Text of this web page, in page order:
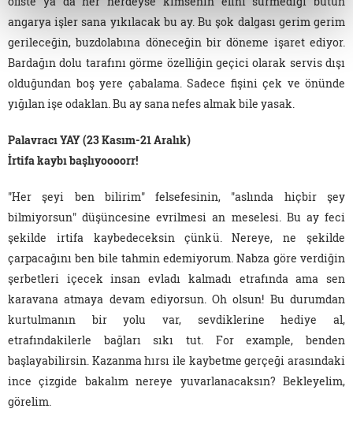
angarya işler sana yıkılacak bu ay. Bu şok dalgası gerim gerim
gerileceğin, buzdolabına döneceğin bir döneme işaret ediyor.
Bardağın dolu tarafını görme özelliğin geçici olarak servis dışı
olduğundan boş yere çabalama. Sadece fişini çek ve önünde
yığılan işe odaklan. Bu ay sana nefes almak bile yasak.
Palavracı YAY (23 Kasım-21 Aralık)
İrtifa kaybı başlıyoooorr!
"Her şeyi ben bilirim" felsefesinin, "aslında hiçbir şey
bilmiyorsun" düşüncesine evrilmesi an meselesi. Bu ay feci
şekilde irtifa kaybedeceksin çünkü. Nereye, ne şekilde
çarpacağını ben bile tahmin edemiyorum. Nabza göre verdiğin
şerbetleri içecek insan evladı kalmadı etrafında ama sen
karavana atmaya devam ediyorsun. Oh olsun! Bu durumdan
kurtulmanın bir yolu var, sevdiklerine hediye al,
etrafındakilerle bağları sıkı tut. For example, benden
başlayabilirsin. Kazanma hırsı ile kaybetme gerçeği arasındaki
ince çizgide bakalım nereye yuvarlanacaksın? Bekleyelim,
görelim.